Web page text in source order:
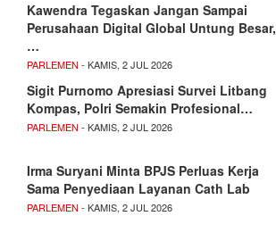
Kawendra Tegaskan Jangan Sampai
Perusahaan Digital Global Untung Besar,
…
PARLEMEN - KAMIS, 2 JUL 2026
Sigit Purnomo Apresiasi Survei Litbang
Kompas, Polri Semakin Profesional…
PARLEMEN - KAMIS, 2 JUL 2026
Irma Suryani Minta BPJS Perluas Kerja
Sama Penyediaan Layanan Cath Lab
PARLEMEN - KAMIS, 2 JUL 2026